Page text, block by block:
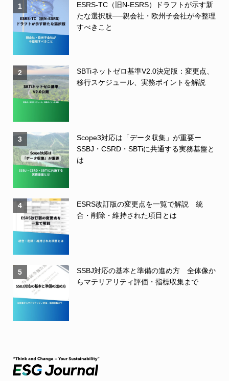
1
ESRS-TC（旧N-ESRS）ドラフトが示す新
たな選択肢──親会社・欧州子会社が今整理
すべきこと
2
SBTiネットゼロ基準V2.0決定版：変更点、
移行スケジュール、実務ポイントを解説
3
Scope3対応は「データ収集」が重要ー
SSBJ・CSRD・SBTiに共通する実務基盤と
は
4
ESRS改訂版の変更点を一覧で解説 統
合・削除・維持された項目とは
5
SSBJ対応の基本と準備の進め方 全体像か
らマテリアリティ評価・指標収集まで